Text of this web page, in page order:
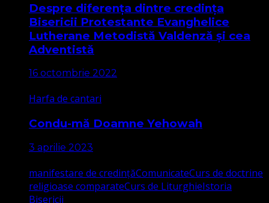
Despre diferența dintre credința
Bisericii Protestante Evanghelice
Lutherane Metodistă Valdenză și cea
Adventistă
16 octombrie 2022
Harfa de cantari
Condu-mă Doamne Yehowah
3 aprilie 2023
manifestare de credințăComunicateCurs de doctrine
religioase comparateCurs de LiturghieIstoria
Bisericii